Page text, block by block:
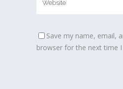
Save my name, email,
browser for the next time